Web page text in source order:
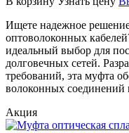
Этикетка – 1 шт.
Гофрированная
Гильзы КДЗС –
количеству
Соответствие
Наш оптический бокс
международным и
Ищете надежное
оптоволоконных
идеальный выбор для
долговечных сетей.
требований, эта муфта
волоконных
Акция